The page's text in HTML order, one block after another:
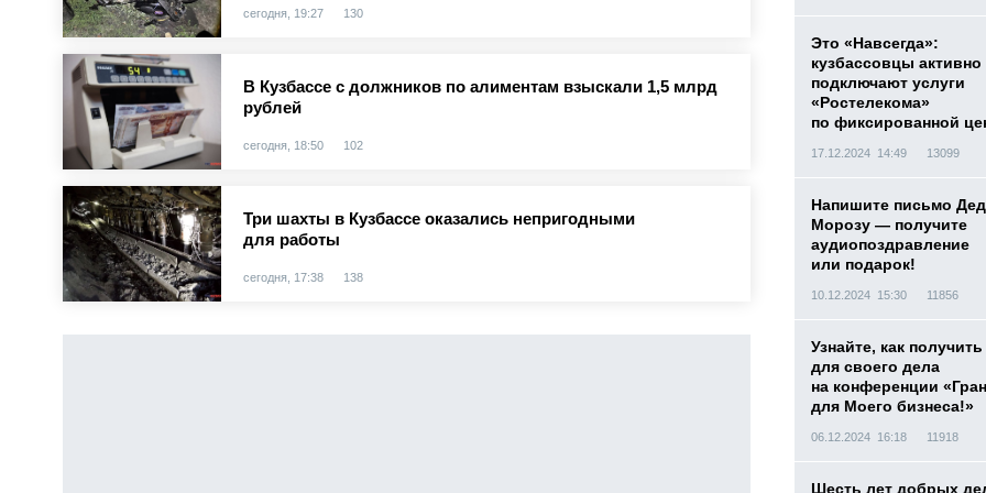
сегодня, 19:27 130
В Кузбассе с должников по алиментам взыскали 1,5 млрд
рублей
сегодня, 18:50 102
Три шахты в Кузбассе оказались непригодными
для работы
сегодня, 17:38 138
Это «Навсегда»:
кузбассовцы активно
подключают услуги
«Ростелекома»
по фиксированной
17.12.2024 14:49 13099
Напишите письмо
Морозу — получите
аудиопоздравление
или подарок!
10.12.2024 15:30 11856
Узнайте, как получить
для своего дела
на конференции
для Моего бизнеса!»
06.12.2024 16:18 11918
Шесть лет добрых